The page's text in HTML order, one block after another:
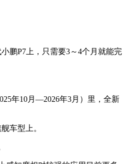
鹏P7上，只需要3～4个月就能完
年10月—2026年3月）里，全新
车型上。